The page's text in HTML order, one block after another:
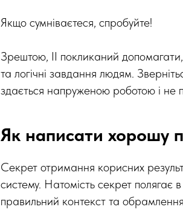
Якщо сумніваєтеся, спробуйте!
Зрештою, ІІ покликаний
та логічні завдання людям.
здається напруженою роботою і не
Як написати хорошу
Секрет отримання корисних
систему. Натомість секрет полягає
правильний контекст та